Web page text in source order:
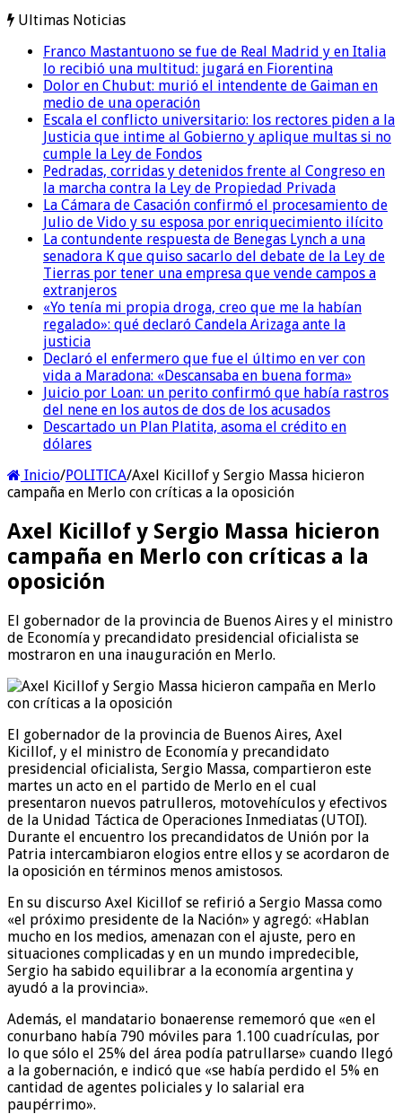
Ultimas Noticias
Franco Mastantuono se fue de Real Madrid y en Italia
lo recibió una multitud: jugará en Fiorentina
Dolor en Chubut: murió el intendente de Gaiman en
medio de una operación
Escala el conflicto universitario: los rectores piden a la
Justicia que intime al Gobierno y aplique multas si no
cumple la Ley de Fondos
Pedradas, corridas y detenidos frente al Congreso en
la marcha contra la Ley de Propiedad Privada
La Cámara de Casación confirmó el procesamiento de
Julio de Vido y su esposa por enriquecimiento ilícito
La contundente respuesta de Benegas Lynch a una
senadora K que quiso sacarlo del debate de la Ley de
Tierras por tener una empresa que vende campos a
extranjeros
«Yo tenía mi propia droga, creo que me la habían
regalado»: qué declaró Candela Arizaga ante la
justicia
Declaró el enfermero que fue el último en ver con
vida a Maradona: «Descansaba en buena forma»
Juicio por Loan: un perito confirmó que había rastros
del nene en los autos de dos de los acusados
Descartado un Plan Platita, asoma el crédito en
dólares
Inicio/POLITICA/Axel Kicillof y Sergio Massa hicieron
campaña en Merlo con críticas a la oposición
Axel Kicillof y Sergio Massa hicieron
campaña en Merlo con críticas a la
oposición
El gobernador de la provincia de Buenos Aires y el ministro
de Economía y precandidato presidencial oficialista se
mostraron en una inauguración en Merlo.
El gobernador de la provincia de Buenos Aires, Axel
Kicillof, y el ministro de Economía y precandidato
presidencial oficialista, Sergio Massa, compartieron este
martes un acto en el partido de Merlo en el cual
presentaron nuevos patrulleros, motovehículos y efectivos
de la Unidad Táctica de Operaciones Inmediatas (UTOI).
Durante el encuentro los precandidatos de Unión por la
Patria intercambiaron elogios entre ellos y se acordaron de
la oposición en términos menos amistosos.
En su discurso Axel Kicillof se refirió a Sergio Massa como
«el próximo presidente de la Nación» y agregó: «Hablan
mucho en los medios, amenazan con el ajuste, pero en
situaciones complicadas y en un mundo impredecible,
Sergio ha sabido equilibrar a la economía argentina y
ayudó a la provincia».
Además, el mandatario bonaerense rememoró que «en el
conurbano había 790 móviles para 1.100 cuadrículas, por
lo que sólo el 25% del área podía patrullarse» cuando llegó
a la gobernación, e indicó que «se había perdido el 5% en
cantidad de agentes policiales y lo salarial era
paupérrimo».